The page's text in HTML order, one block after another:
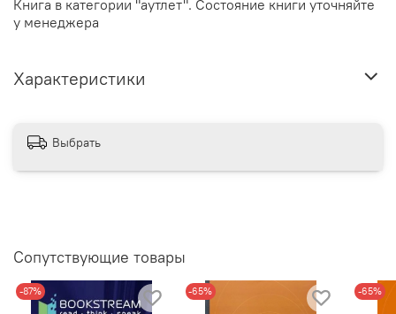
Книга в категории "аутлет". Состояние книги уточняйте
у менеджера
Характеристики
Выбрать
Сопутствующие товары
-87% -65% -65%